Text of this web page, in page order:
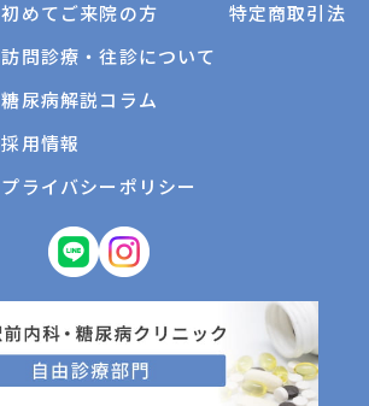
初めてご来院の方
訪問診療・往診について
糖尿病解説コラム
採用情報
プライバシーポリシー
特定商取引法